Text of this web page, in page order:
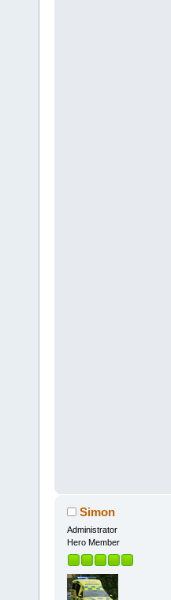
Simon
Administrator
Hero Member